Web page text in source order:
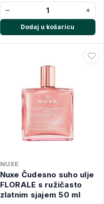
− +
Dodaj u košaricu
NUXE
Nuxe Čudesno suho ulje
FLORALE s ružičasto
zlatnim sjajem 50 ml